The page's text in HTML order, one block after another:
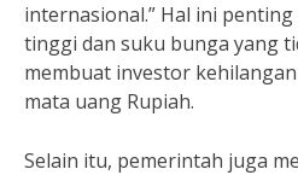
internasional.” Hal ini
tinggi dan suku bunga yang
membuat investor
mata uang Rupiah.
Selain itu, pemerintah juga